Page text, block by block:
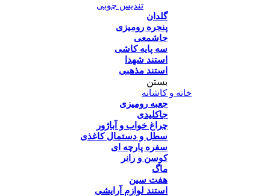
تندیس چوبی
گلدان
پنجره رومیزی
جاشمعی
سه پایه کاشی
استند شهدا
استند مذهبی
بستن
خانه و کاشانه
جعبه رومیزی
جاکلیدی
چراغ خواب و آباژور
سطل و دستمال کاغذی
سفره پارچه ای
کوسن و رانر
ماگ
هفت سین
استند لوازم آرایشی